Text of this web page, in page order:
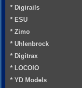
* Digirails
* ESU
* Zimo
* Uhlenbrock
* Digitrax
* LOCOIO
* YD Models